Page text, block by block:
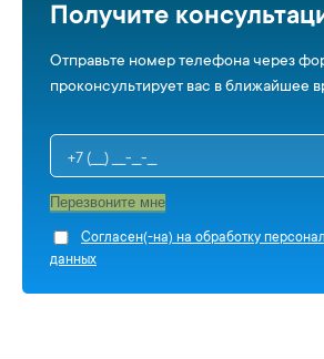
Получите
Отправьте номер телефона через
проконсультирует вас в ближайшее
Перезвоните мне
Cогласен(-на) на обработку
данных